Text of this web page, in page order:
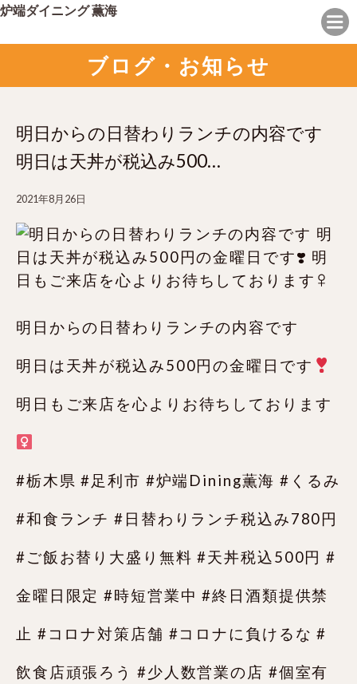
炉端ダイニング 薫海
ブログ・お知らせ
明日からの日替わりランチの内容です
明日は天丼が税込み500…
2021年8月26日
明日からの日替わりランチの内容です
明日は天丼が税込み500円の金曜日です
明日もご来店を心よりお待ちしております‍
#栃木県 #足利市 #炉端Dining薫海 #くるみ
#和食ランチ #日替わりランチ税込み780円
#ご飯お替り大盛り無料 #天丼税込500円 #
金曜日限定 #時短営業中 #終日酒類提供禁
止 #コロナ対策店舗 #コロナに負けるな #
飲食店頑張ろう #少人数営業の店 #個室有